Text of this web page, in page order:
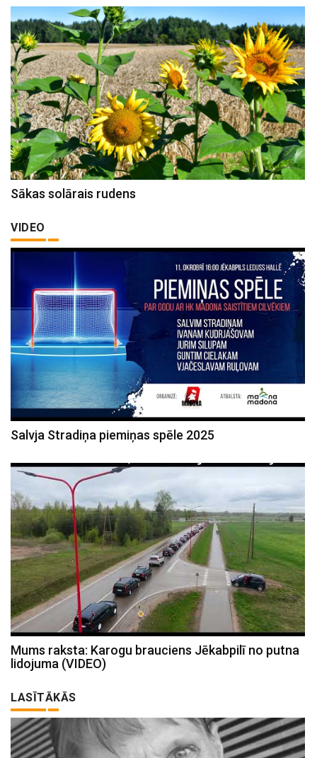
Sākas solārais rudens
VIDEO
Salvja Stradiņa piemiņas spēle 2025
Mums raksta: Karogu brauciens Jēkabpilī no putna
lidojuma (VIDEO)
LASĪTĀKĀS